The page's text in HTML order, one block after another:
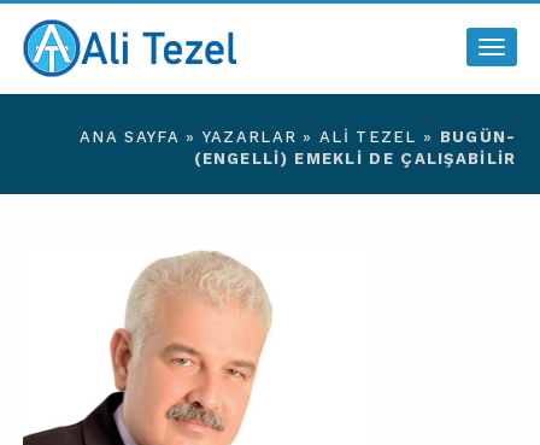
ANA SAYFA »YAZARLAR »ALI TEZEL » BUGÜN-
(ENGELLİ) EMEKLİ DE ÇALIŞABİLİR